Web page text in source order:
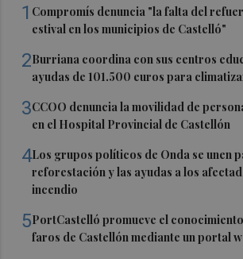
1 Compromís denuncia "la falta del
estival en los municipios de Castelló"
2Burriana coordina con sus centros
ayudas de 101.500 euros para
3CCOO denuncia la movilidad de
en el Hospital Provincial de Castellón
4Los grupos políticos de Onda se unen
reforestación y las ayudas a los
incendio
5PortCastelló promueve el
faros de Castellón mediante un portal